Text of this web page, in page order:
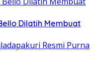
Dilatih Membuat